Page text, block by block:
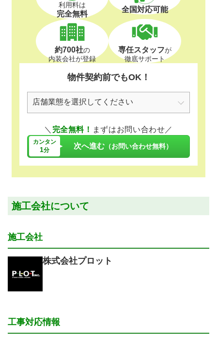
利用料は
完全無料 全国対応可能
約700社の
内装会社が登録
専任スタッフが
徹底サポート
物件契約前でもOK！
＼ 完全無料！ まずはお問い合わせ／
カンタン
1分 次へ進む （お問い合わせ無料）
施工会社について
施工会社
株式会社プロット
工事対応情報